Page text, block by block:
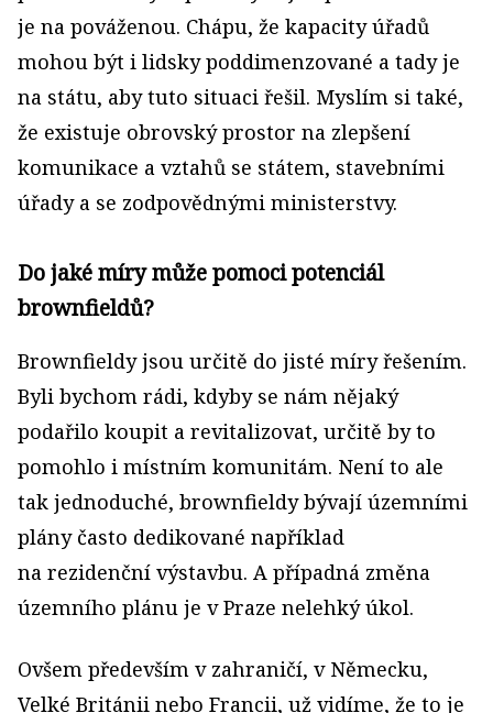
je na pováženou. Chápu, že kapacity úřadů
mohou být i lidsky poddimenzované a tady je
na státu, aby tuto situaci řešil. Myslím si také,
že existuje obrovský prostor na zlepšení
komunikace a vztahů se státem, stavebními
úřady a se zodpovědnými ministerstvy.
Do jaké míry může pomoci potenciál
brownfieldů?
Brownfieldy jsou určitě do jisté míry řešením.
Byli bychom rádi, kdyby se nám nějaký
podařilo koupit a revitalizovat, určitě by to
pomohlo i místním komunitám. Není to ale
tak jednoduché, brownfieldy bývají územními
plány často dedikované například
na rezidenční výstavbu. A případná změna
územního plánu je v Praze nelehký úkol.
Ovšem především v zahraničí, v Německu,
Velké Británii nebo Francii, už vidíme, že to je